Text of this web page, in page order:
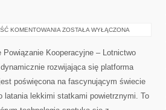
KOMENTOWANIA CIEKAWOSTKI
ZOSTAŁA WYŁĄCZONA
Powiązanie Kooperacyjne – Lotnictwo
rozwijająca się platforma
poświęcona na fascynującym świecie
latania lekkimi statkami powietrznymi. To